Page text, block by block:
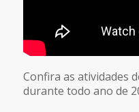
Confira as atividades
durante todo ano de